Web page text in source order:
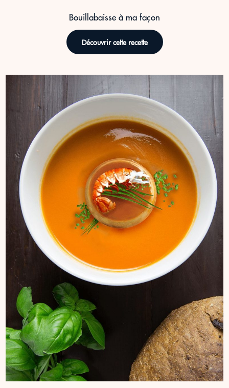
Bouillabaisse à ma façon
Découvrir cette recette